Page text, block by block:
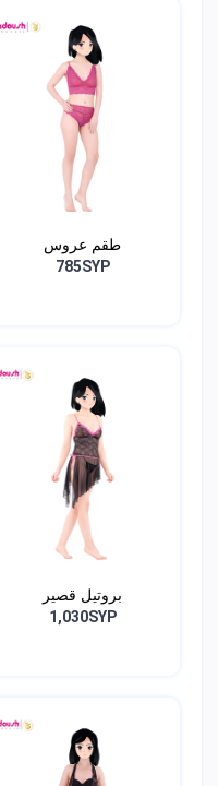
طقم عروس
785SYP
بروتيل قصير
1,030SYP